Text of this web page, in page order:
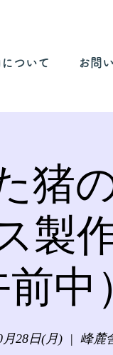
ついて お問
猪
製
中
月28日(月)
  |
峰麓